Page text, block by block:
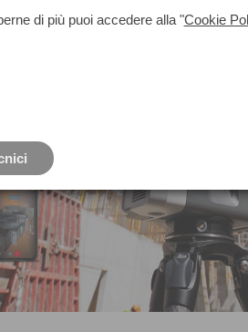
di più puoi accedere alla "Cookie